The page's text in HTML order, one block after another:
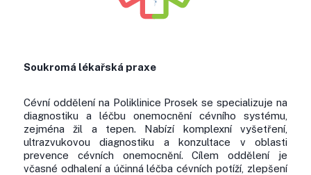
Soukromá lékařská praxe
Cévní oddělení na Poliklinice Prosek se specializuje na
diagnostiku a léčbu onemocnění cévního systému,
zejména žil a tepen. Nabízí komplexní vyšetření,
ultrazvukovou diagnostiku a konzultace v oblasti
prevence cévních onemocnění. Cílem oddělení je
včasné odhalení a účinná léčba cévních potíží, zlepšení